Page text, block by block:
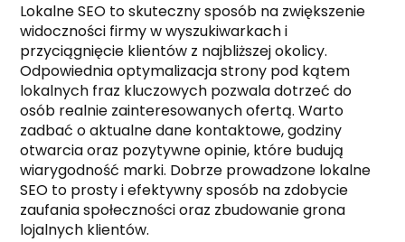
Lokalne SEO to skuteczny sposób na zwiększenie
widoczności firmy w wyszukiwarkach i
przyciągnięcie klientów z najbliższej okolicy.
Odpowiednia optymalizacja strony pod kątem
lokalnych fraz kluczowych pozwala dotrzeć do
osób realnie zainteresowanych ofertą. Warto
zadbać o aktualne dane kontaktowe, godziny
otwarcia oraz pozytywne opinie, które budują
wiarygodność marki. Dobrze prowadzone lokalne
SEO to prosty i efektywny sposób na zdobycie
zaufania społeczności oraz zbudowanie grona
lojalnych klientów.